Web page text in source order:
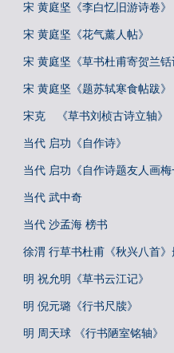
宋 黄庭坚《李白忆旧游诗卷》
宋 黄庭坚《花气薰人帖》
宋 黄庭坚《草书杜甫寄贺兰铦
宋 黄庭坚《题苏轼寒食帖跋》
宋克 《草书刘桢古诗立轴》
当代 启功《自作诗》
当代 启功《自作诗题友人画梅
当代 武中奇
当代 沙孟海 榜书
徐渭 行草书杜甫《秋兴八首》
明 祝允明《草书云江记》
明 倪元璐《行书尺牍》
明 周天球 《行书陋室铭轴》